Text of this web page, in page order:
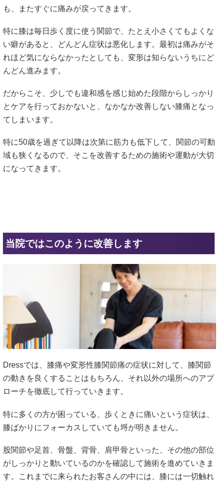
も、またすぐに痛みが戻ってきます。
特に膝は毎日歩く度に使う関節で、たとえ小さくてもよくな
い癖があると、どんどん症状は悪化します。最初は痛みがそ
れほど気にならなかったとしても、変形は知らないうちにど
んどん進みます。
だからこそ、少しでも違和感を感じ始めた段階からしっかり
とケアを行っておかないと、なかなか改善しない膝痛となっ
てしまいます。
特に50歳を過ぎて以降は次第に筋力も低下して、関節の可動
域も狭くなるので、そこを改善するための施術や運動が大切
になってきます。
当院ではこのように改善します
Dressでは、膝痛や変形性膝関節痛の症状に対して、膝関節
の動きを良くすることはもちろん、それ以外の場所へのアプ
ローチを徹底して行っていきます。
特に多くの方が困っている、歩くときに痛いという症状は、
膝ばかりにフォーカスしていても埒が明きません。
股関節や足首、骨盤、背骨、肩甲骨といった、その他の部位
がしっかりと動いているのかを確認して施術を進めていきま
す。これまでに来られたお客さんの中には、膝には一切触れ